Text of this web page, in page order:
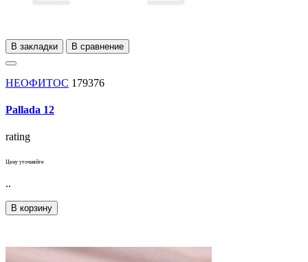
В закладки В сравнение
НЕОФИТОС 179376
Pallada 12
rating
Цену уточняйте
..
В корзину